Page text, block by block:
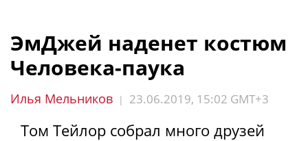
ЭмДжей наденет костюм
Человека-паука
Илья Мельников | 23.06.2019, 15:02 GMT+3
Том Тейлор собрал много друзей